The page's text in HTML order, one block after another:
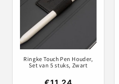
Ringke Touch Pen Houder,
Set van 5 stuks, Zwart